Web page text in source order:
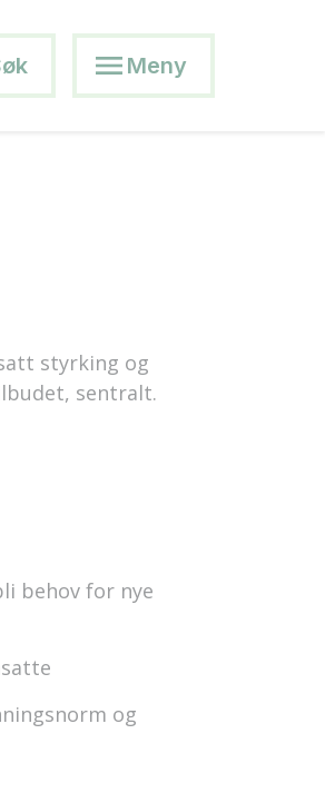
menu Meny
styrking og
sentralt.
behov for nye
og